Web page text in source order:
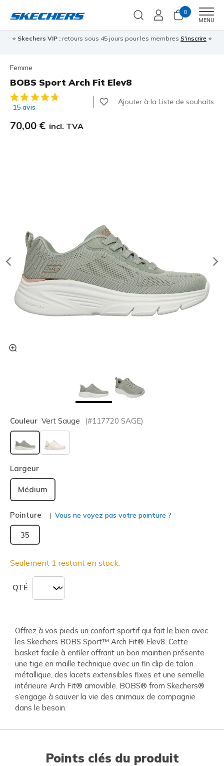
0
MENU
⭐ Skechers VIP : retours sous 45 jours pour les membres S'inscrire ⭐
Femme
BOBS Sport Arch Fit Elev8
Évaluation client 3,9 sur 5
15 avis
Ajouter à la Liste de souhaits
70,00 € incl. TVA
Couleur Vert Sauge (#117720 SAGE)
sélectionné
Largeur
Médium
Pointure Vous ne voyez pas votre pointure ?
35
Seulement 1 restant en stock.
QTÉ
Offrez à vos pieds un confort sportif qui fait le bien avec
les Skechers BOBS Sport™ Arch Fit® Elev8. Cette
basket facile à enfiler offrant un bon maintien présente
une tige en maille technique avec un fin clip de talon
métallique, des lacets extensibles fixes et une semelle
intérieure Arch Fit® amovible. BOBS® from Skechers®
s’engage à sauver la vie des animaux de compagnie
dans le besoin.
Points clés du produit